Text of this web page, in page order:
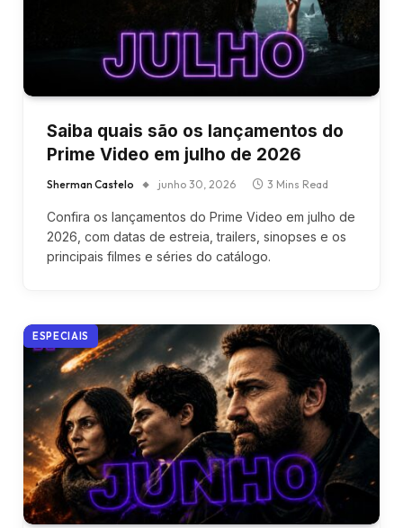
Saiba quais são os lançamentos do
Prime Video em julho de 2026
Sherman Castelo junho 30, 2026 3 Mins Read
Confira os lançamentos do Prime Video em julho de
2026, com datas de estreia, trailers, sinopses e os
principais filmes e séries do catálogo.
ESPECIAIS